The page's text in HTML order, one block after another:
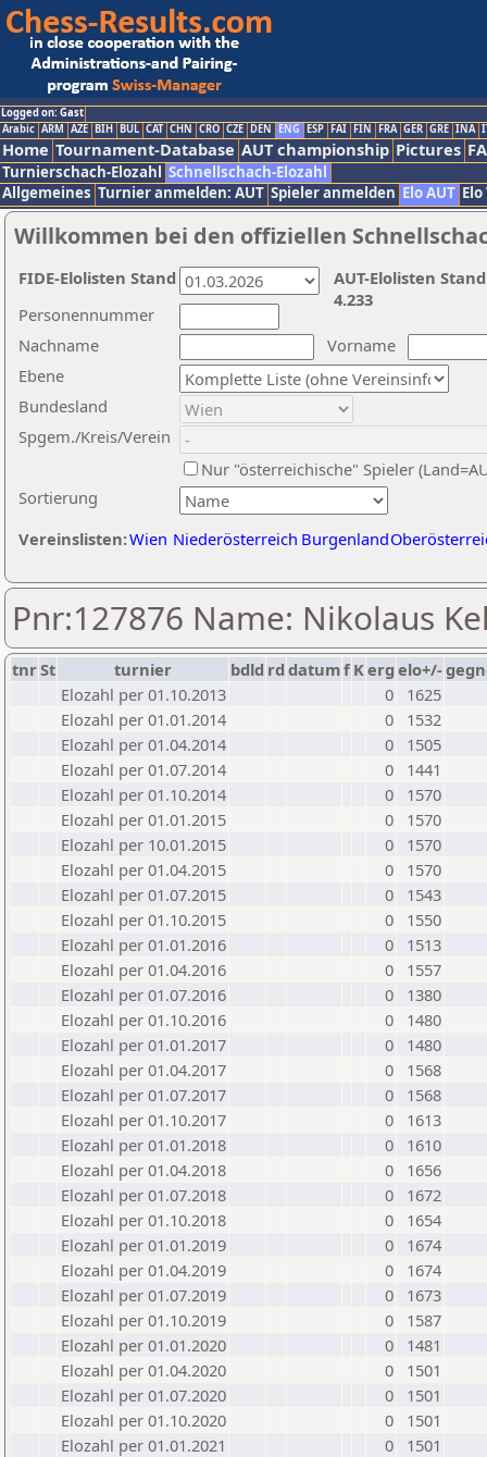
Logged on: Gast
Arabic ARM AZE BIH BUL CAT CHN CRO CZE DEN ENG ESP FAI FIN FRA GER GRE INA
Home Tournament-Database AUT championship Pictures
Turnierschach-Elozahl Schnellschach-Elozahl
Allgemeines Turnier anmelden: AUT Spieler anmelden Elo AUT
Willkommen bei den offiziellen
Nachname
Vorname
Ebene
Sortierung
Personennummer
Bundesland
Spgem./Kreis/Verein
Nur "österreichische" Spieler
Vereinslisten:Wien Niederösterreich Burgenland
AUT-Elolisten
4.233
FIDE-Elolisten Stand
Pnr:127876 Name: Nikolaus
tnrSt turnier bdld rd datumf Kerg elo+/-
Elozahl per 01.10.2013
0
1625
Elozahl per 01.01.2014
0
1532
Elozahl per 01.04.2014
0
1505
Elozahl per 01.07.2014
0
1441
Elozahl per 01.10.2014
0
1570
Elozahl per 01.01.2015
0
1570
Elozahl per 10.01.2015
0
1570
Elozahl per 01.04.2015
0
1570
Elozahl per 01.07.2015
0
1543
Elozahl per 01.10.2015
0
1550
Elozahl per 01.01.2016
0
1513
Elozahl per 01.04.2016
0
1557
Elozahl per 01.07.2016
0
1380
Elozahl per 01.10.2016
0
1480
Elozahl per 01.01.2017
0
1480
Elozahl per 01.04.2017
0
1568
Elozahl per 01.07.2017
0
1568
Elozahl per 01.10.2017
0
1613
Elozahl per 01.01.2018
0
1610
Elozahl per 01.04.2018
0
1656
Elozahl per 01.07.2018
0
1672
Elozahl per 01.10.2018
0
1654
Elozahl per 01.01.2019
0
1674
Elozahl per 01.04.2019
0
1674
Elozahl per 01.07.2019
0
1673
Elozahl per 01.10.2019
0
1587
Elozahl per 01.01.2020
0
1481
Elozahl per 01.04.2020
0
1501
Elozahl per 01.07.2020
0
1501
Elozahl per 01.10.2020
0
1501
Elozahl per 01.01.2021
0
1501